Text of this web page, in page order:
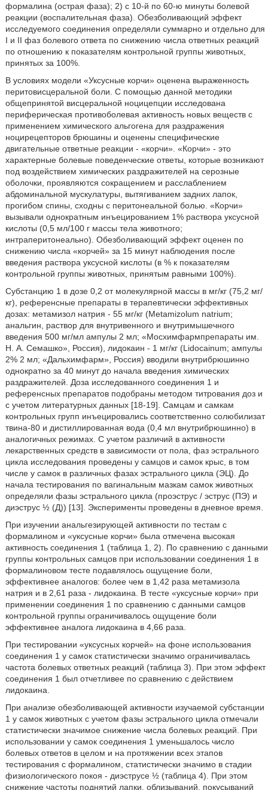
формалина (острая фаза); 2) с 10-й по 60-ю минуты болевой
реакции (воспалительная фаза). Обезболивающий эффект
исследуемого соединения определяли суммарно и отдельно для
I и II фаз болевого ответа по снижению числа ответных реакций
по отношению к показателям контрольной группы животных,
принятых за 100%.
В условиях модели «Уксусные корчи» оценена выраженность
перитовисцеральной боли. С помощью данной методики
общепринятой висцеральной ноцицепции исследована
периферическая противоболевая активность новых веществ с
применением химического альгогена для раздражения
ноцирецепторов брюшины и оценены специфические
двигательные ответные реакции - «корчи». «Корчи» - это
характерные болевые поведенческие ответы, которые возникают
под воздействием химических раздражителей на серозные
оболочки, проявляются сокращением и расслаблением
абдоминальной мускулатуры, вытягиванием задних лапок,
прогибом спины, сходны с перитонеальной болью. «Корчи»
вызывали однократным инъецированием 1% раствора уксусной
кислоты (0,5 мл/100 г массы тела животного;
интраперитонеально). Обезболивающий эффект оценен по
снижению числа «корчей» за 15 минут наблюдения после
введения раствора уксусной кислоты (в % к показателям
контрольной группы животных, принятым равными 100%).
Субстанцию 1 в дозе 0,2 от молекулярной массы в мг/кг (75,2 мг/
кг), референсные препараты в терапевтически эффективных
дозах: метамизол натрия - 55 мг/кг (Metamizolum natrium;
анальгин, раствор для внутривенного и внутримышечного
введения 500 мг/мл ампулы 2 мл; «Мосхимфармпрепараты им.
Н. А. Семашко», Россия), лидокаин - 1 мг/кг (Lidocainum; ампулы
2% 2 мл; «Дальхимфарм», Россия) вводили внутрибрюшинно
однократно за 40 минут до начала введения химических
раздражителей. Доза исследованного соединения 1 и
референсных препаратов подобраны методом титрования доз и
с учетом литературных данных [18-19]. Самцам и самкам
контрольных групп инъецировались соответственно солюбилизат
твина-80 и дистиллированная вода (0,4 мл внутрибрюшинно) в
аналогичных режимах. С учетом различий в активности
лекарственных средств в зависимости от пола, фаз эстрального
цикла исследования проведены у самцов и самок крыс, в том
числе у самок в различных фазах эстрального цикла (ЭЦ). До
начала тестирования по вагинальным мазкам самок животных
определяли фазы эстрального цикла (проэструс / эструс (ПЭ) и
диэструс ½ (Д)) [13]. Эксперименты проведены в дневное время.
При изучении анальгезирующей активности по тестам с
формалином и «уксусные корчи» была отмечена высокая
активность соединения 1 (таблица 1, 2). По сравнению с данными
группы контрольных самцов при использовании соединения 1 в
формалиновом тесте подавлялось ощущение боли,
эффективнее аналогов: более чем в 1,42 раза метамизола
натрия и в 2,61 раза - лидокаина. В тесте «уксусные корчи» при
применении соединения 1 по сравнению с данными самцов
контрольной группы ограничивалось ощущение боли
эффективнее аналога лидокаина в 4,66 раза.
При тестировании «уксусных корчей» на фоне использования
соединения 1 у самок статистически значимо ограничивалась
частота болевых ответных реакций (таблица 3). При этом эффект
соединения 1 был отчетливее по сравнению с действием
лидокаина.
При анализе обезболивающей активности изучаемой субстанции
1 у самок животных с учетом фазы эстрального цикла отмечали
статистически значимое снижение числа болевых реакций. При
использовании у самок соединения 1 уменьшалось число
болевых ответов в целом и на протяжении всех этапов
тестирования с формалином, статистически значимо в стадии
физиологического покоя - диэструсе ½ (таблица 4). При этом
снижение частоты поднятий лапки, облизываний, покусываний